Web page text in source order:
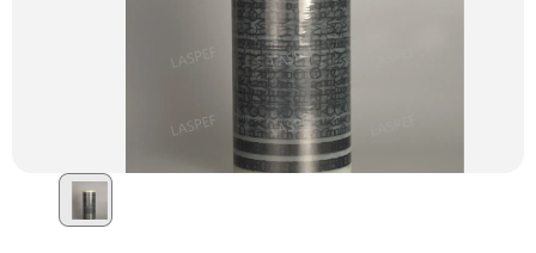
再生料加工
功能薄膜
功能材料
PET